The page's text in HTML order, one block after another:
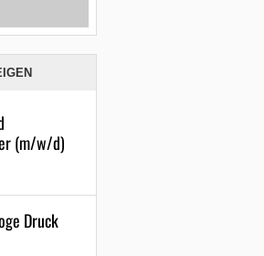
(m/w/d)
Druck